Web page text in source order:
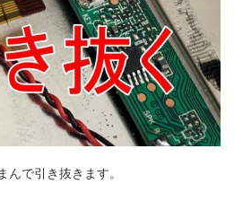
んで引き抜きます。